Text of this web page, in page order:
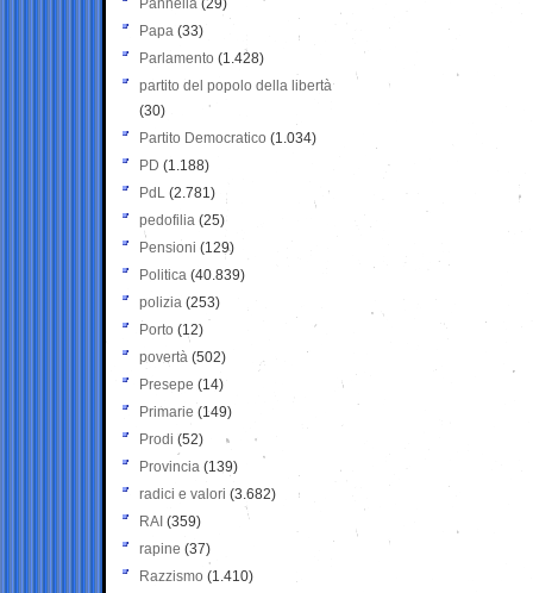
Pannella (29)
Papa (33)
Parlamento (1.428)
partito del popolo della libertà
(30)
Partito Democratico (1.034)
PD (1.188)
PdL (2.781)
pedofilia (25)
Pensioni (129)
Politica (40.839)
polizia (253)
Porto (12)
povertà (502)
Presepe (14)
Primarie (149)
Prodi (52)
Provincia (139)
radici e valori (3.682)
RAI (359)
rapine (37)
Razzismo (1.410)